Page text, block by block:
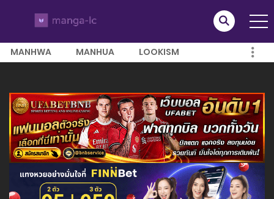
MANHWA MANHUA LOOKISM